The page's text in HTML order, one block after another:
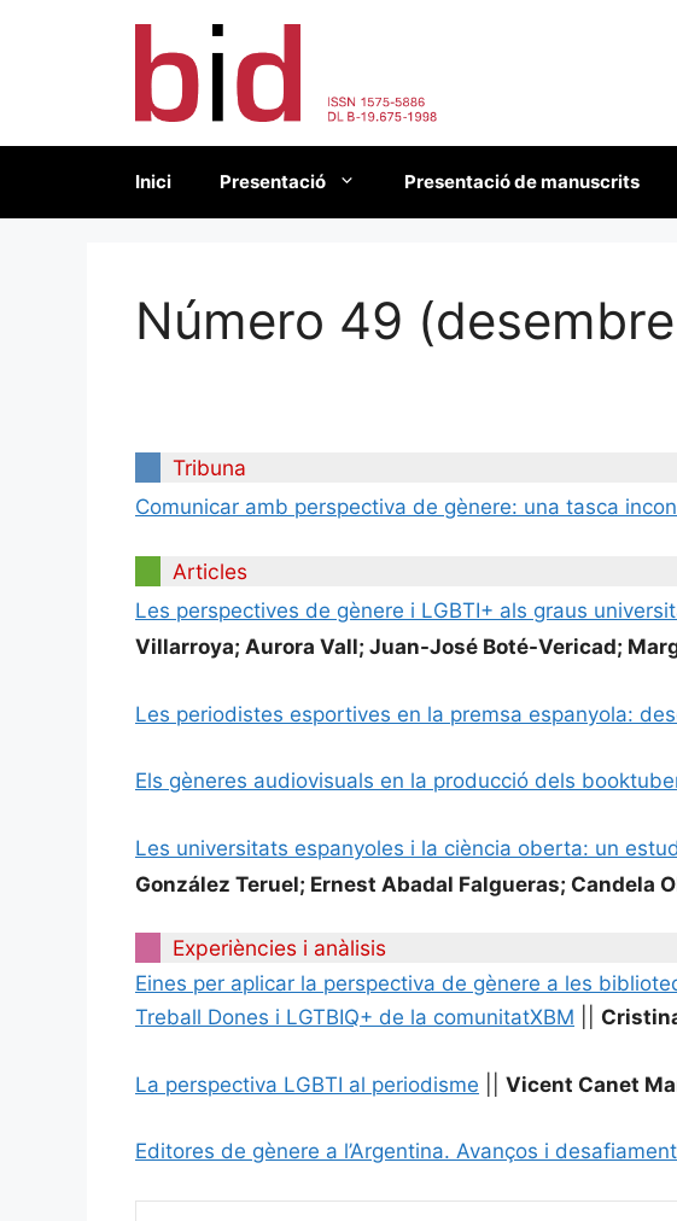
Inici Presentació Presentació de manuscrits
Número 49
Tribuna
Comunicar amb perspectiva de gènere: una tasca
Articles
Les perspectives de gènere i LGBTI+ als graus
Villarroya; Aurora Vall; Juan-José Boté-Vericad;
Les periodistes esportives en la premsa espanyola:
Els gèneres audiovisuals en la producció dels
Les universitats espanyoles i la ciència oberta: un
González Teruel; Ernest Abadal Falgueras; Candela
Experiències i anàlisis
Eines per aplicar la perspectiva de gènere a les
Treball Dones i LGTBIQ+ de la comunitatXBM
La perspectiva LGBTI al periodisme Vicent Canet
Editores de gènere a l’Argentina. Avanços i